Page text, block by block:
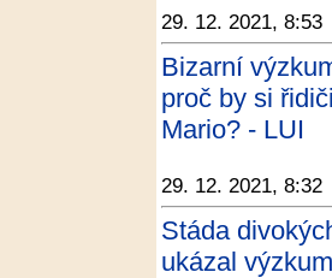
29. 12. 2021, 8:53
Bizarní
proč by si
Mario? - LUI
29. 12. 2021, 8:32
Stáda
ukázal